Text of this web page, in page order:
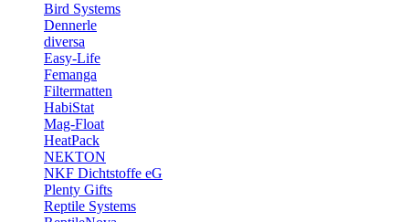
Bird Systems
Dennerle
diversa
Easy-Life
Femanga
Filtermatten
HabiStat
Mag-Float
HeatPack
NEKTON
NKF Dichtstoffe eG
Plenty Gifts
Reptile Systems